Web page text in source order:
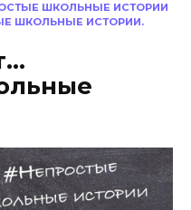
ШКОЛЬНЫЕ ИСТОРИИ
ШКОЛЬНЫЕ ИСТОРИИ.